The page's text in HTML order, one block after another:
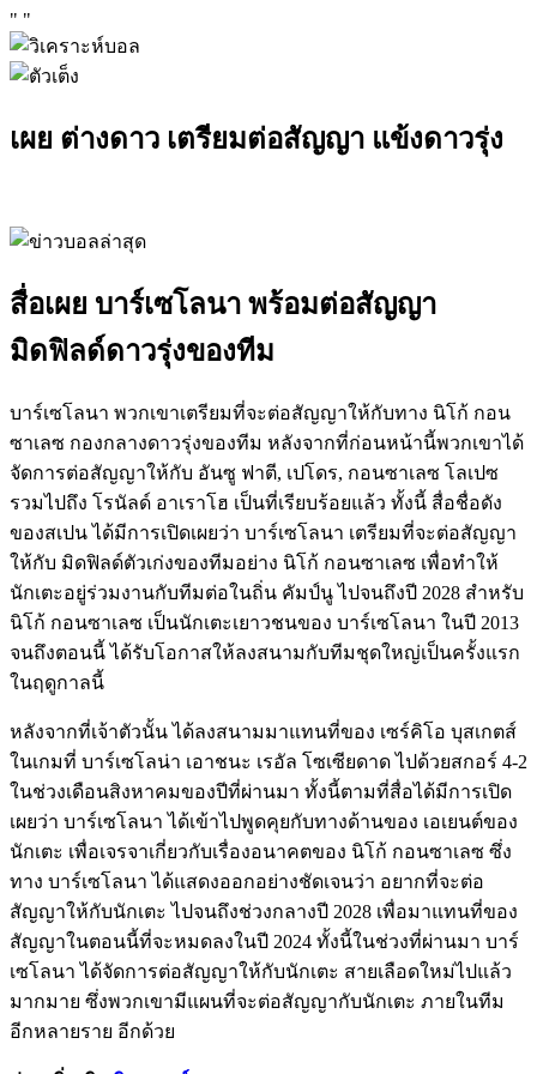
" "
เผย ต่างดาว เตรียมต่อสัญญา แข้งดาวรุ่ง
สื่อเผย บาร์เซโลนา พร้อมต่อสัญญา
มิดฟิลด์ดาวรุ่งของทีม
บาร์เซโลนา พวกเขาเตรียมที่จะต่อสัญญาให้กับทาง นิโก้ กอน
ซาเลซ กองกลางดาวรุ่งของทีม หลังจากที่ก่อนหน้านี้พวกเขาได้
จัดการต่อสัญญาให้กับ อันซู ฟาตี, เปโดร, กอนซาเลซ โลเปซ
รวมไปถึง โรนัลด์ อาเราโฮ เป็นที่เรียบร้อยแล้ว ทั้งนี้ สื่อชื่อดัง
ของสเปน ได้มีการเปิดเผยว่า บาร์เซโลนา เตรียมที่จะต่อสัญญา
ให้กับ มิดฟิลด์ตัวเก่งของทีมอย่าง นิโก้ กอนซาเลซ เพื่อทำให้
นักเตะอยู่ร่วมงานกับทีมต่อในถิ่น คัมป์นู ไปจนถึงปี 2028 สำหรับ
นิโก้ กอนซาเลซ เป็นนักเตะเยาวชนของ บาร์เซโลนา ในปี 2013
จนถึงตอนนี้ ได้รับโอกาสให้ลงสนามกับทีมชุดใหญ่เป็นครั้งแรก
ในฤดูกาลนี้
หลังจากที่เจ้าตัวนั้น ได้ลงสนามมาแทนที่ของ เซร์คิโอ บุสเกตส์
ในเกมที่ บาร์เซโลน่า เอาชนะ เรอัล โซเซียดาด ไปด้วยสกอร์ 4-2
ในช่วงเดือนสิงหาคมของปีที่ผ่านมา ทั้งนี้ตามที่สื่อได้มีการเปิด
เผยว่า บาร์เซโลนา ได้เข้าไปพูดคุยกับทางด้านของ เอเยนต์ของ
นักเตะ เพื่อเจรจาเกี่ยวกับเรื่องอนาคตของ นิโก้ กอนซาเลซ ซึ่ง
ทาง บาร์เซโลนา ได้แสดงออกอย่างชัดเจนว่า อยากที่จะต่อ
สัญญาให้กับนักเตะ ไปจนถึงช่วงกลางปี 2028 เพื่อมาแทนที่ของ
สัญญาในตอนนี้ที่จะหมดลงในปี 2024 ทั้งนี้ในช่วงที่ผ่านมา บาร์
เซโลนา ได้จัดการต่อสัญญาให้กับนักเตะ สายเลือดใหม่ไปแล้ว
มากมาย ซึ่งพวกเขามีแผนที่จะต่อสัญญากับนักเตะ ภายในทีม
อีกหลายราย อีกด้วย